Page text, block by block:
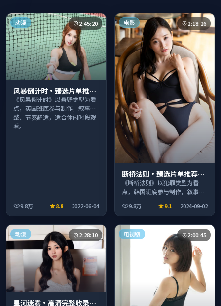
动漫 2:45:20
风暴倒计时·臻选片单推荐
画质清晰观看流畅
《风暴倒计时》以悬疑类型为看
点，英国班底参与制作，叙事完
整、节奏舒适，适合休闲时段观
看。
9.8万 8.8 2022-06-04
电影 2:18:26
断桥法则·臻选片单推荐画
质清晰观看流畅
《断桥法则》以犯罪类型为看
点，韩国班底参与制作，叙事完
看。9.8万 9.1 2024-09-02
动漫 2:28:10
星河迷雾·高清完整收录适
电视剧 2:00:45